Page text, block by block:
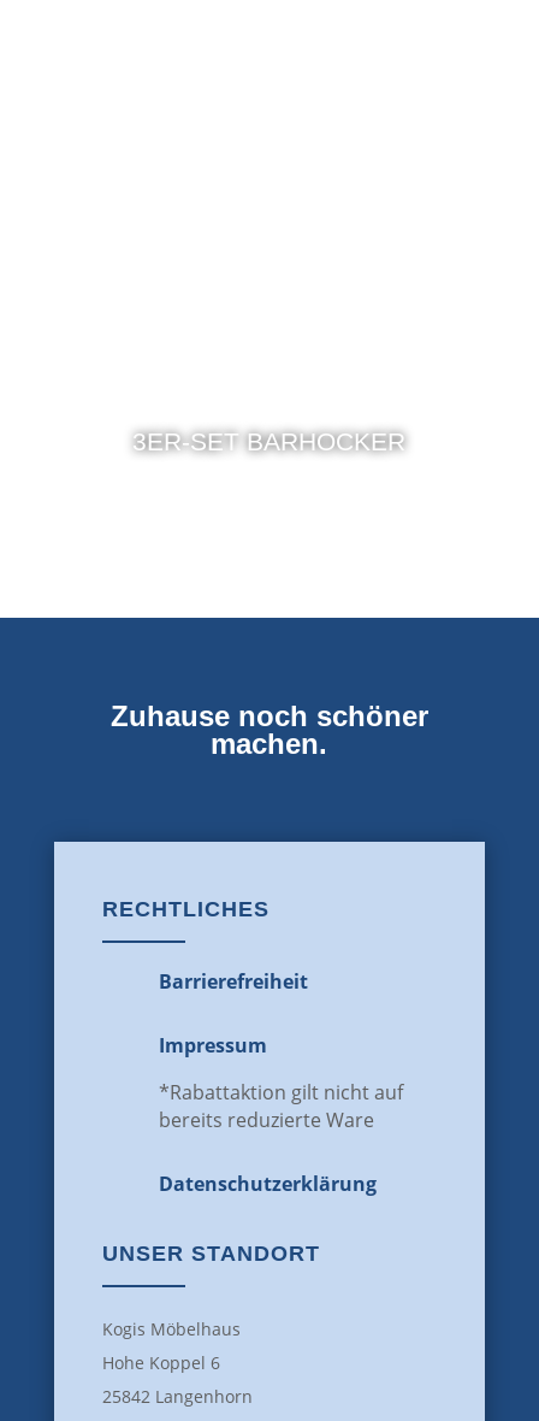
3ER-SET BARHOCKER
Zuhause noch schöner
machen.
RECHTLICHES
Barrierefreiheit
Impressum
*Rabattaktion gilt nicht auf
bereits reduzierte Ware
Datenschutz­erklärung
UNSER STANDORT
Kogis Möbelhaus
Hohe Koppel 6
25842 Langenhorn